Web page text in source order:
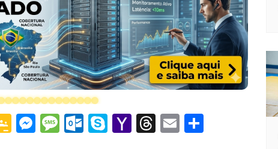
G
M M O
S
Y
T
E